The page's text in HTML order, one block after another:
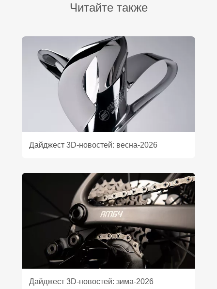
Читайте также
Дайджест 3D‑новостей: весна‑2026
Дайджест 3D‑новостей: зима‑2026